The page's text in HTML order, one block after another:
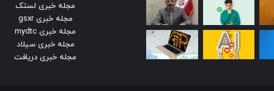
مجله خبری لستک
مجله خبری gsxr
مجله خبری mydtc
مجله خبری سیلاد
مجله خبری دریافت